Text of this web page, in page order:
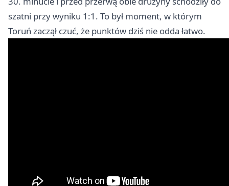
szatni przy wyniku 1:1. To był moment, w którym
Toruń zaczął czuć, że punktów dziś nie odda łatwo.